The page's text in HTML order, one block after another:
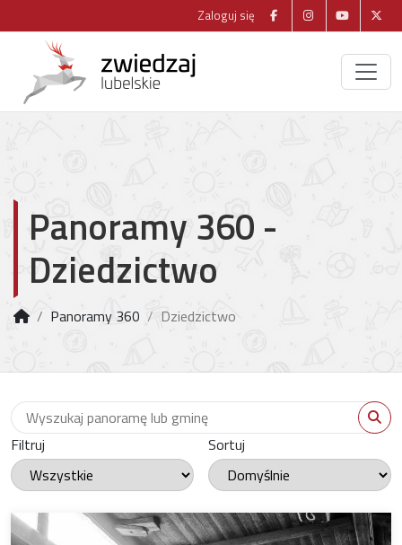
Zaloguj się
Panoramy 360 -
Dziedzictwo
Panoramy 360 Dziedzictwo
Wyszukaj panoramę
Filtruj Sortuj